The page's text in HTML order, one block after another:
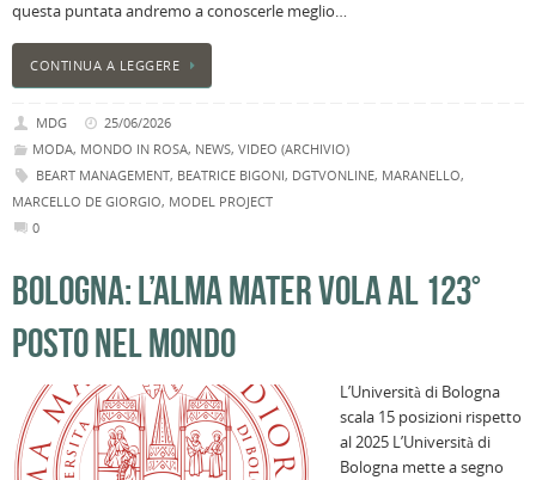
questa puntata andremo a conoscerle meglio…
CONTINUA A LEGGERE
MDG
25/06/2026
MODA, MONDO IN ROSA, NEWS, VIDEO (ARCHIVIO)
BEART MANAGEMENT, BEATRICE BIGONI, DGTVONLINE, MARANELLO,
MARCELLO DE GIORGIO, MODEL PROJECT
0
BOLOGNA: L’ALMA MATER VOLA AL 123°
POSTO NEL MONDO
L’Università di Bologna
scala 15 posizioni rispetto
al 2025 L’Università di
Bologna mette a segno